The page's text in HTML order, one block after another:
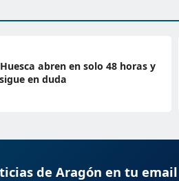
abren en solo 48 horas y
en duda
de Aragón en tu email